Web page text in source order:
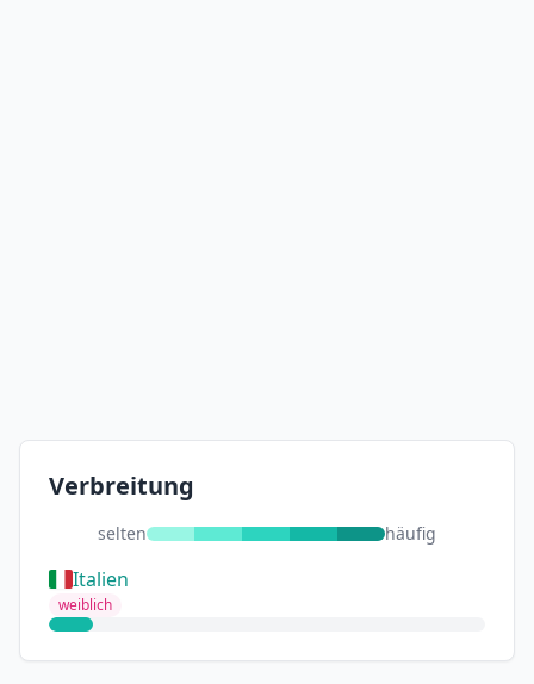
Verbreitung
selten häufig
Italien
weiblich